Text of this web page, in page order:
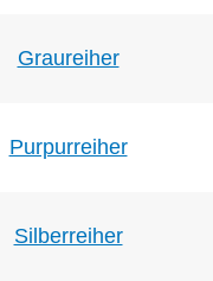
Graureiher
Purpurreiher
Silberreiher